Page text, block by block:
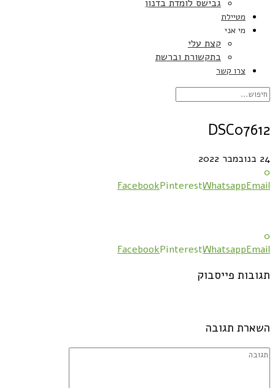
גבישס לומדת בדנון
מטיילת
מי אני
קצת עלי
בתקשורת וברשת
צרו קשר
DSC07612
24 בנובמבר 2022
0
FacebookPinterestWhatsappEmail
0
FacebookPinterestWhatsappEmail
תגובות פייסבוק
השארת תגובה